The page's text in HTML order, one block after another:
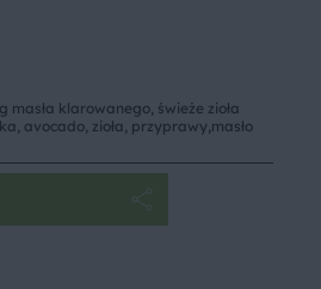
klarowanego, świeże zioła
avocado, zioła, przyprawy,masło